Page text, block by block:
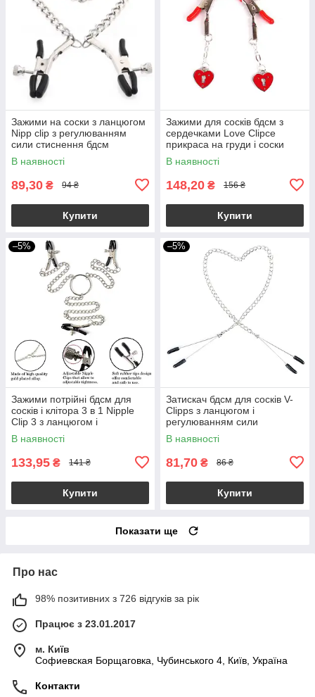
Зажими на соски з ланцюгом
Nipp clip з регулюванням
сили стиснення бдсм
В наявності
89,30 ₴ 94 ₴
Купити
Зажими для сосків бдсм з
сердечками Love Clipce
прикраса на груди і соски
В наявності
148,20 ₴ 156 ₴
Купити
–5%
Зажими потрійні бдсм для
сосків і клітора 3 в 1 Nipple
Clip 3 з ланцюгом і
регулюванням
В наявності
133,95 ₴ 141 ₴
Купити
–5%
Затискач бдсм для сосків V-
Clipps з ланцюгом і
регулюванням сили
зтискання
В наявності
81,70 ₴ 86 ₴
Купити
Показати ще
Про нас
98% позитивних з 726 відгуків за рік
Працює з 23.01.2017
м. Київ
Софиевская Борщаговка, Чубинського 4, Київ, Україна
Контакти